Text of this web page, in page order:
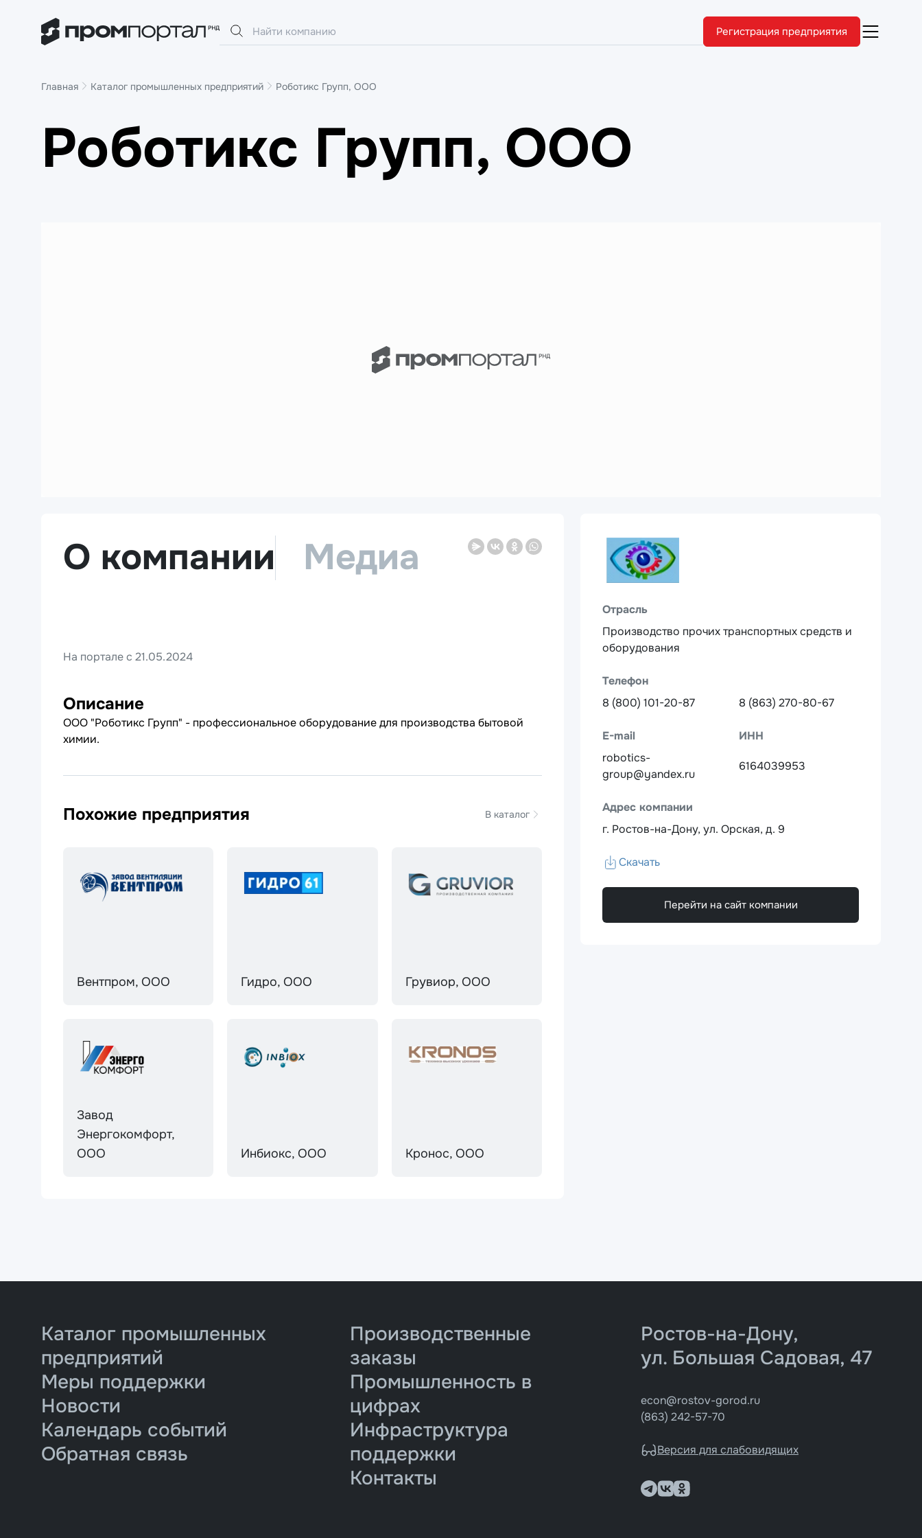
Регистрация предприятия
Главная Каталог промышленных предприятий Роботикс Групп, ООО
Роботикс Групп, ООО
Отрасль
Производство прочих транспортных средств и
оборудования
Телефон
8 (800) 101-20-87
8 (863) 270-80-67
E-mail
robotics-
group@yandex.ru
ИНН
6164039953
Адрес компании
г. Ростов-на-Дону, ул. Орская, д. 9
Скачать
Перейти на сайт компании
О компании Медиа
На портале с 21.05.2024
Описание
ООО "Роботикс Групп" - профессиональное оборудование для производства бытовой
химии.
Похожие предприятия В каталог
Вентпром, ООО Гидро, ООО Грувиор, ООО
Завод
Энергокомфорт,
ООО
Инбиокс, ООО Кронос, ООО
Каталог промышленных
предприятий
Меры поддержки
Новости
Календарь событий
Обратная связь
Производственные
заказы
Промышленность в
цифрах
Инфраструктура
поддержки
Контакты
Ростов-на-Дону,
ул. Большая Садовая, 47
econ@rostov-gorod.ru
(863) 242-57-70
Версия для слабовидящих